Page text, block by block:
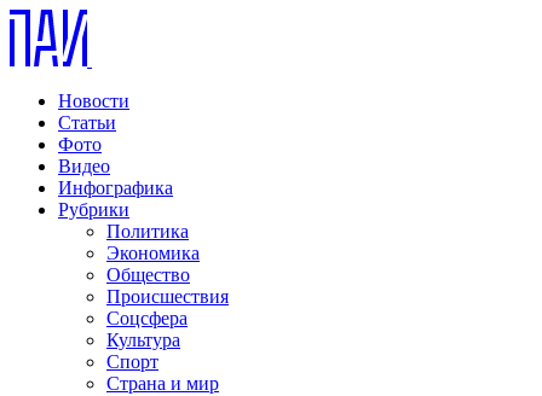
Новости
Статьи
Фото
Видео
Инфографика
Рубрики
Политика
Экономика
Общество
Происшествия
Соцсфера
Культура
Спорт
Страна и мир